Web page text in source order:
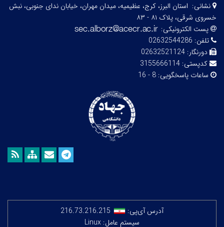
نشانی: استان البرز، کرج، عظیمیه، میدان مهران، خیابان ندای جنوبی، نبش
خسروی شرقی، پلاک ۸۱ - ۸۳
پست الکترونیکی:
تلفن: 02632544286
دورنگار: 02632521124
کدپستی: 3155666114
ساعات پاسخگویی: 8 - 16
آدرس آی‌پی:
216.73.216.215
سیستم عامل: Linux